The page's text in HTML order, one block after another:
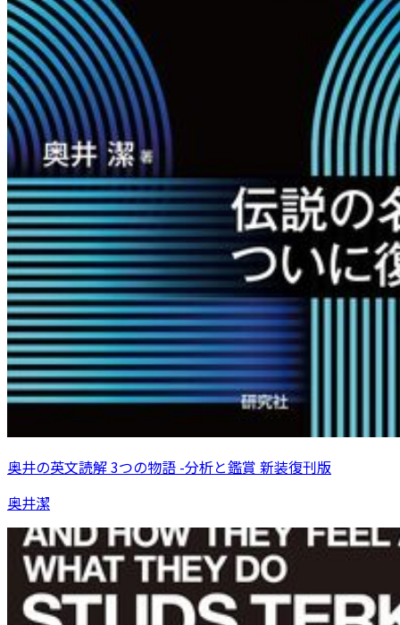
奥井の英文読解 3つの物語 -分析と鑑賞 新装復刊版
奥井潔